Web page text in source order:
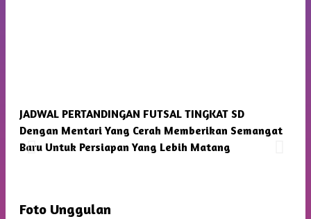
JADWAL PERTANDINGAN FUTSAL TINGKAT SD
Dengan Mentari Yang Cerah Memberikan Semangat
Baru Untuk Persiapan Yang Lebih Matang
Foto Unggulan